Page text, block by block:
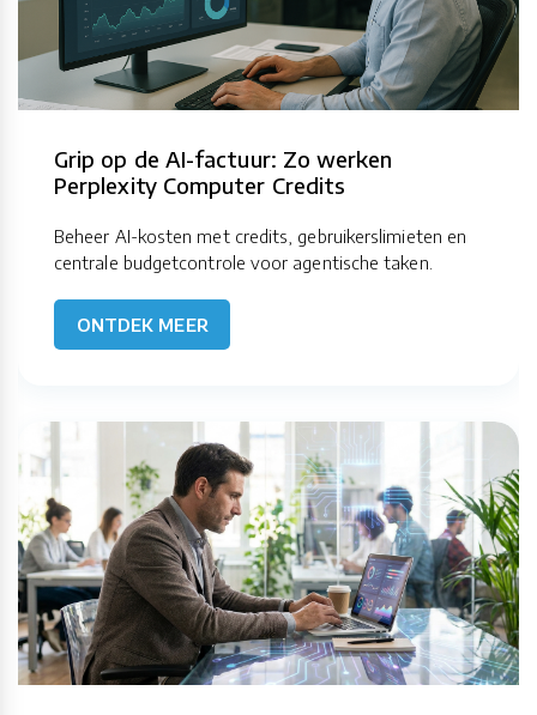
Grip op de AI-factuur: Zo werken
Perplexity Computer Credits
Beheer AI-kosten met credits, gebruikerslimieten en
centrale budgetcontrole voor agentische taken.
ONTDEK MEER